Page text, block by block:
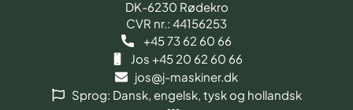
DK-6230 Rødekro
CVR nr.: 44156253
+45 73 62 60 66
Jos +45 20 62 60 66
jos@j-maskiner.dk
Sprog: Dansk, engelsk, tysk og hollandsk